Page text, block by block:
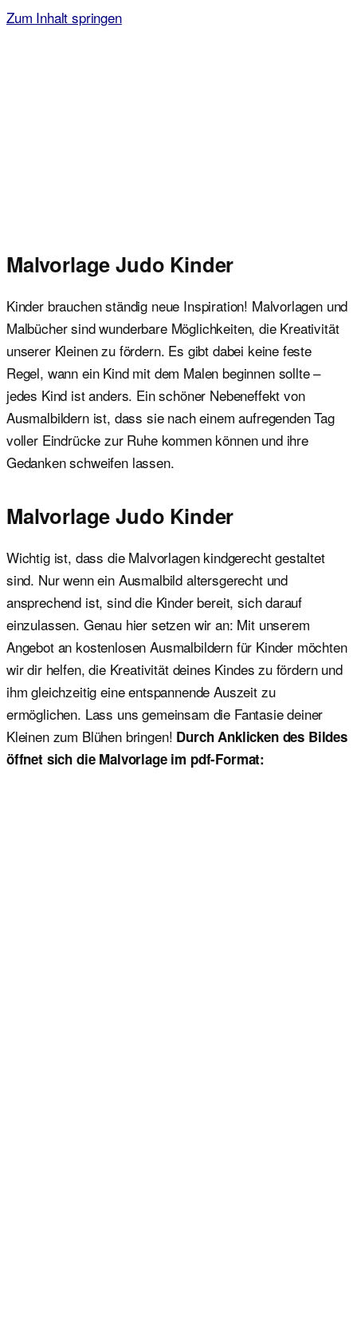
Zum Inhalt springen
Malvorlage Judo Kinder
Kinder brauchen ständig neue Inspiration! Malvorlagen und
Malbücher sind wunderbare Möglichkeiten, die Kreativität
unserer Kleinen zu fördern. Es gibt dabei keine feste
Regel, wann ein Kind mit dem Malen beginnen sollte –
jedes Kind ist anders. Ein schöner Nebeneffekt von
Ausmalbildern ist, dass sie nach einem aufregenden Tag
voller Eindrücke zur Ruhe kommen können und ihre
Gedanken schweifen lassen.
Malvorlage Judo Kinder
Wichtig ist, dass die Malvorlagen kindgerecht gestaltet
sind. Nur wenn ein Ausmalbild altersgerecht und
ansprechend ist, sind die Kinder bereit, sich darauf
einzulassen. Genau hier setzen wir an: Mit unserem
Angebot an kostenlosen Ausmalbildern für Kinder möchten
wir dir helfen, die Kreativität deines Kindes zu fördern und
ihm gleichzeitig eine entspannende Auszeit zu
ermöglichen. Lass uns gemeinsam die Fantasie deiner
Kleinen zum Blühen bringen! Durch Anklicken des Bildes
öffnet sich die Malvorlage im pdf-Format: